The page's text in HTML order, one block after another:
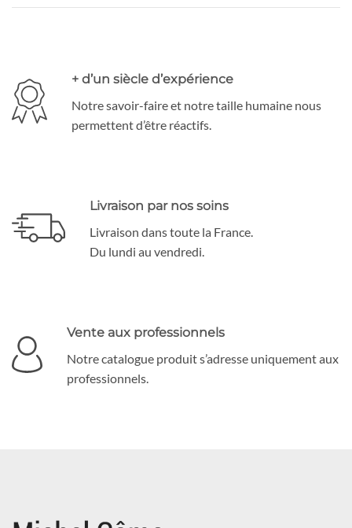
+ d’un siècle d’expérience
Notre savoir-faire et notre taille humaine nous
permettent d’être réactifs.
Livraison par nos soins
Livraison dans toute la France.
Du lundi au vendredi.
Vente aux professionnels
Notre catalogue produit s’adresse uniquement aux
professionnels.